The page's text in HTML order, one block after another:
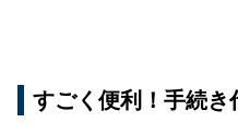
すごく便利！手続き